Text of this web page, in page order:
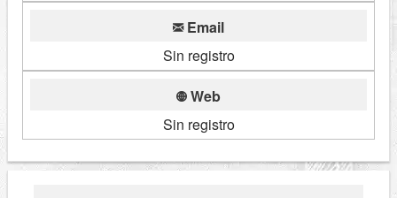
Email
Sin registro
Web
Sin registro